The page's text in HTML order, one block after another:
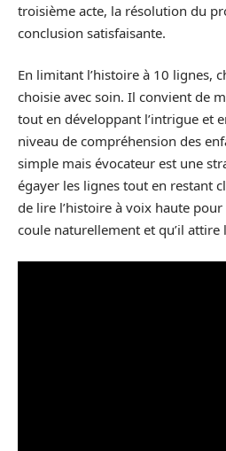
troisième acte, la résolution du
conclusion satisfaisante.
En limitant l’histoire à 10 lignes,
choisie avec soin. Il convient de
tout en développant l’intrigue et
niveau de compréhension des
simple mais évocateur est une
égayer les lignes tout en restant
de lire l’histoire à voix haute pour
coule naturellement et qu’il attire